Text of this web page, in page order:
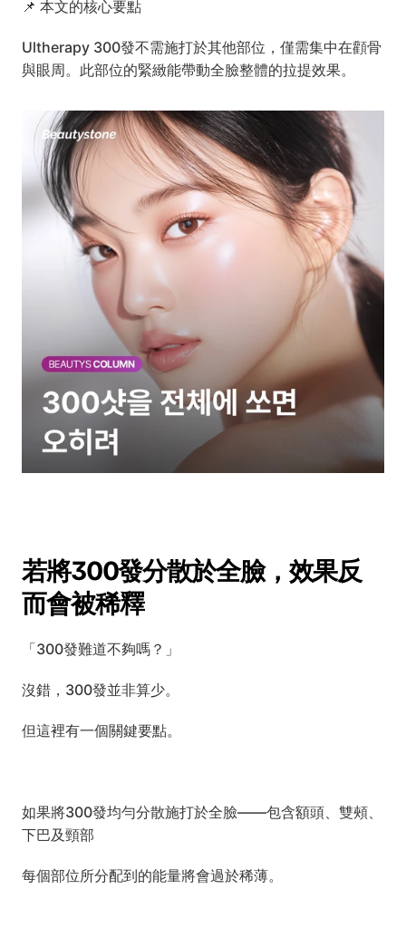
📌 本文的核心要點
Ultherapy 300發不需施打於其他部位，僅需集中在顴骨
與眼周。此部位的緊緻能帶動全臉整體的拉提效果。
若將300發分散於全臉，效果反
而會被稀釋
「300發難道不夠嗎？」
沒錯，300發並非算少。
但這裡有一個關鍵要點。
如果將300發均勻分散施打於全臉——包含額頭、雙頰、
下巴及頸部
每個部位所分配到的能量將會過於稀薄。